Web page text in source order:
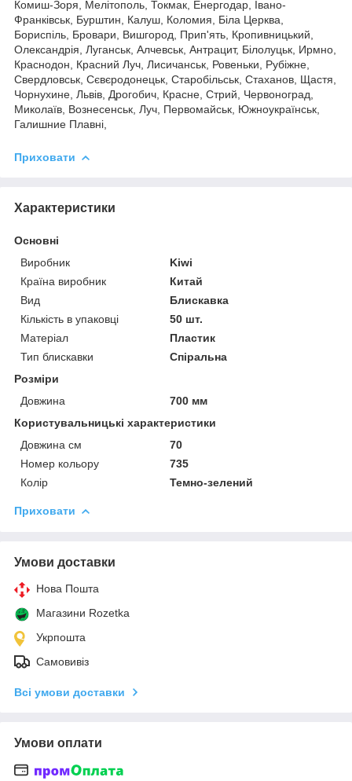
Комиш-Зоря, Мелітополь, Токмак, Енергодар, Івано-
Франківськ, Бурштин, Калуш, Коломия, Біла Церква,
Бориспіль, Бровари, Вишгород, Прип'ять, Кропивницький,
Олександрія, Луганськ, Алчевськ, Антрацит, Білолуцьк, Ирмно,
Краснодон, Красний Луч, Лисичанськ, Ровеньки, Рубіжне,
Свердловськ, Сєвєродонецьк, Старобільськ, Стаханов, Щастя,
Чорнухине, Львів, Дрогобич, Красне, Стрий, Червоноград,
Миколаїв, Вознесенськ, Луч, Первомайськ, Южноукраїнськ,
Галишние Плавні,
Приховати
Характеристики
Основні
Виробник
Kiwi
Країна виробник
Китай
Вид
Блискавка
Кількість в упаковці
50 шт.
Матеріал
Пластик
Тип блискавки
Спіральна
Розміри
Довжина
700 мм
Користувальницькі характеристики
Довжина см
70
Номер кольору
735
Колір
Темно-зелений
Приховати
Умови доставки
Нова Пошта
Магазини Rozetka
Укрпошта
Самовивіз
Всі умови доставки
Умови оплати